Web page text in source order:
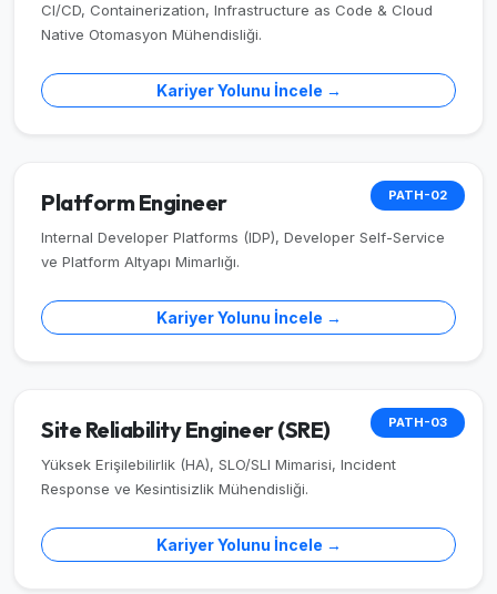
CI/CD, Containerization, Infrastructure as Code & Cloud
Native Otomasyon Mühendisliği.
Kariyer Yolunu İncele →
PATH-02
Platform Engineer
Internal Developer Platforms (IDP), Developer Self-Service
ve Platform Altyapı Mimarlığı.
Kariyer Yolunu İncele →
PATH-03
Site Reliability Engineer (SRE)
Yüksek Erişilebilirlik (HA), SLO/SLI Mimarisi, Incident
Response ve Kesintisizlik Mühendisliği.
Kariyer Yolunu İncele →